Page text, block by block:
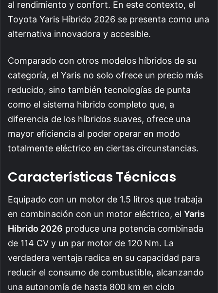
al rendimiento y confort. En este contexto, el
Toyota Yaris Híbrido 2026 se presenta como una
alternativa innovadora y accesible.
Comparado con otros modelos híbridos de su
categoría, el Yaris no solo ofrece un precio más
reducido, sino también tecnologías de punta
como el sistema híbrido completo que, a
diferencia de los híbridos suaves, ofrece una
mayor eficiencia al poder operar en modo
totalmente eléctrico en ciertas circunstancias.
Características Técnicas
Equipado con un motor de 1.5 litros que trabaja
en combinación con un motor eléctrico, el Yaris
Híbrido 2026 produce una potencia combinada
de 114 CV y un par motor de 120 Nm. La
verdadera ventaja radica en su capacidad para
reducir el consumo de combustible, alcanzando
una autonomía de hasta 800 km en ciclo